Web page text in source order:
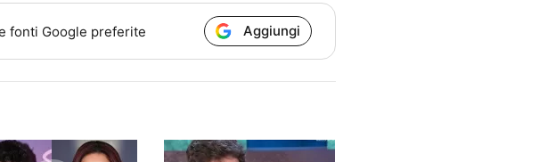
fonti Google preferite Aggiungi